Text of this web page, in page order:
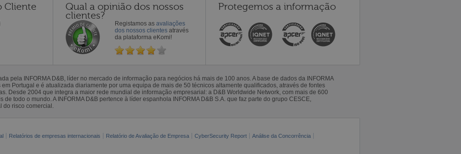
Cliente Qual a opinião dos nossos
clientes?
Registamos as avaliações
dos nossos clientes através
da plataforma eKomi!
Protegemos a informação
pela INFORMA D&B, líder no mercado de informação para negócios há mais de 100 anos. A base de dados da INFORMA
em Portugal e é atualizada diariamente por uma equipa de mais de 50 técnicos altamente qualificados, através de fontes
Desde 2004 que integra a maior rede mundial de informação empresarial: a D&B Worldwide Network, com mais de 600
de todo o mundo. A INFORMA D&B pertence à líder espanhola INFORMA D&B S.A. que faz parte do grupo CESCE,
risco comercial.
Relatórios de empresas internacionais Relatório de Avaliação de Empresa CyberSecurity Report
Análise da Concorrência